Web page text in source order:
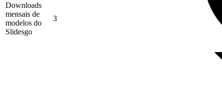
Downloads
mensais de
modelos do
Slidesgo
3